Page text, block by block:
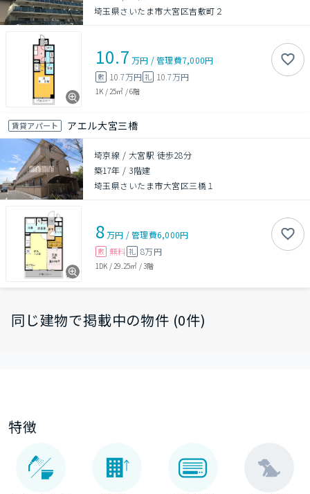
埼玉県さいたま市大宮区吉敷町２
10.7 万円 /管理費7,000円
敷 10.7万円 礼 10.7万円
1K / 25㎡ /6階
賃貸アパート アエル大宮三橋
埼京線 / 大宮駅 徒歩28分
築17年 / 3階建
埼玉県さいたま市大宮区三橋１
8万円 /管理費6,000円
敷 無料 礼 8万円
1DK / 29.25㎡ /3階
同じ建物で掲載中の物件 (0件)
特徴